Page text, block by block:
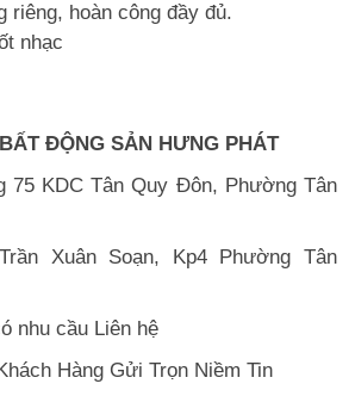
riêng, hoàn công đầy đủ.
nhạc
ĐỘNG SẢN HƯNG PHÁT
75 KDC Tân Quy Đôn, Phường Tân
Xuân Soạn, Kp4 Phường Tân
nhu cầu Liên hệ
Hàng Gửi Trọn Niềm Tin